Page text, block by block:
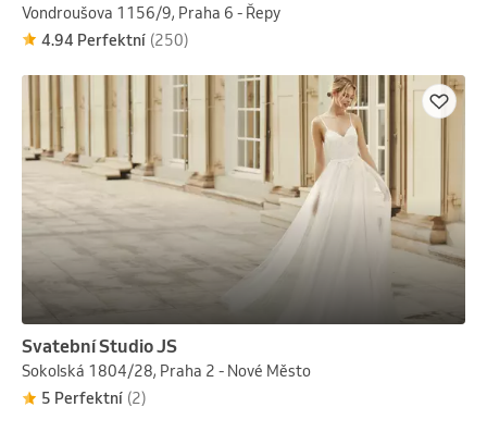
Vondroušova 1156/9, Praha 6 - Řepy
4.94 Perfektní (250)
Svatební Studio JS
Sokolská 1804/28, Praha 2 - Nové Město
5 Perfektní (2)